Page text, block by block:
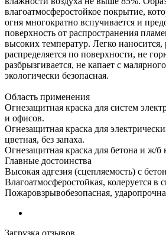
влагоатмосферостойкое покрытие,
огня многократно вспучивается и
поверхность от распространения
высоких температур. Легко
распределяется по поверхности, не
разбрызгивается, не капает с
экологически безопасная.
Область применения
Огнезащитная краска для систем
и офисов.
Огнезащитная краска для
цветная, без запаха.
Огнезащитная краска для бетона и ж/б
Главные достоинства
Высокая адгезия (сцепляемость) с
Влагоатмосферостойкая, колеруется в
Пожаровзрывобезопасная,
Загрузка отзывов...